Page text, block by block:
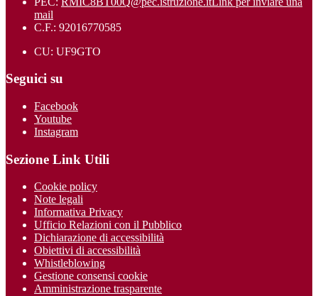
mail
C.F.: 92016770585
CU: UF9GTO
Seguici su
Facebook
Youtube
Instagram
Sezione Link Utili
Cookie policy
Note legali
Informativa Privacy
Ufficio Relazioni con il Pubblico
Dichiarazione di accessibilità
Obiettivi di accessibilità
Whistleblowing
Gestione consensi cookie
Amministrazione trasparente